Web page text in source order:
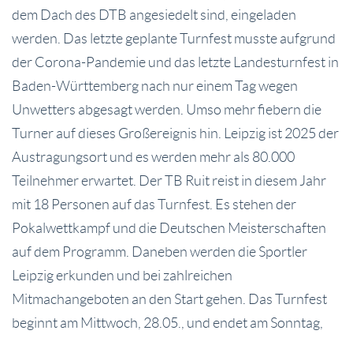
dem Dach des DTB angesiedelt sind, eingeladen
werden. Das letzte geplante Turnfest musste aufgrund
der Corona-Pandemie und das letzte Landesturnfest in
Baden-Württemberg nach nur einem Tag wegen
Unwetters abgesagt werden. Umso mehr fiebern die
Turner auf dieses Großereignis hin. Leipzig ist 2025 der
Austragungsort und es werden mehr als 80.000
Teilnehmer erwartet. Der TB Ruit reist in diesem Jahr
mit 18 Personen auf das Turnfest. Es stehen der
Pokalwettkampf und die Deutschen Meisterschaften
auf dem Programm. Daneben werden die Sportler
Leipzig erkunden und bei zahlreichen
Mitmachangeboten an den Start gehen. Das Turnfest
beginnt am Mittwoch, 28.05., und endet am Sonntag,